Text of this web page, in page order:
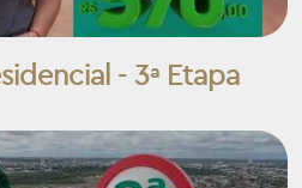
- 3ª Etapa